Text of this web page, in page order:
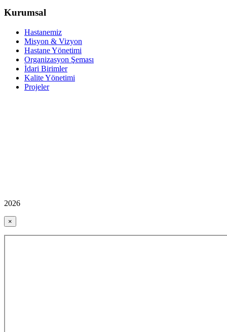
Kurumsal
Hastanemiz
Misyon & Vizyon
Hastane Yönetimi
Organizasyon Şeması
İdari Birimler
Kalite Yönetimi
Projeler
2026
×